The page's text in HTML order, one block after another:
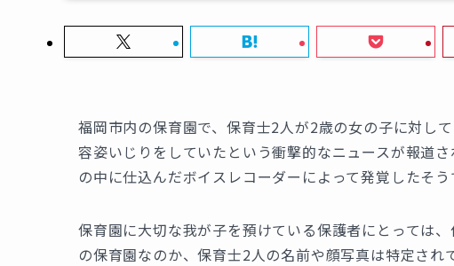
福岡市内の保育園で、保育士2人が2歳の女の子に対し
容姿いじりをしていたという衝撃的なニュースが報道
の中に仕込んだボイスレコーダーによって発覚したそう
保育園に大切な我が子を預けている保護者にとっては
の保育園なのか、保育士2人の名前や顔写真は特定さ